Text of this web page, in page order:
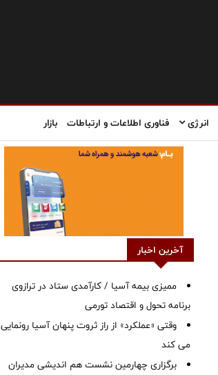
انرژی فناوری اطلاعات و ارتباطات بازار
آخرین اخبار
ممیزی بیمه آسیا / کارآمدی ستاد در ترازوی
برنامه تحول و اقتصاد تورمی
وقتی «عملکرد» از راز ثروت پنهان آسیا رونمایی
می کند
برگزاری چهارمین نشست هم اندیشی مدیران